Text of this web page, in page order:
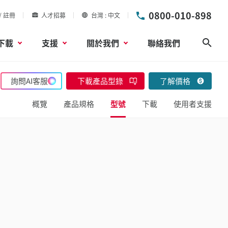
註冊 人才招募 台灣 中文 0800-010-898
載 支援 關於我們 聯絡我們
詢問AI客服 下載產品型錄 了解價格
概覽 產品規格 型號 下載 使用者支援